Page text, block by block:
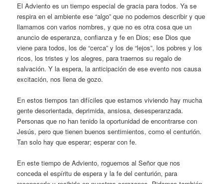
El Adviento es un tiempo especial de gracia para todos. Ya se
respira en el ambiente ese “algo” que no podemos describir y que
llamamos con varios nombres, y que no es otra cosa que un
anuncio de esperanza, confianza y fe en Dios; ese Dios que
viene para todos, los de “cerca” y los de “lejos”, los pobres y los
ricos, los tristes y los alegres, para traernos su regalo de
salvación. Y la espera, la anticipación de ese evento nos causa
excitación, nos llena de gozo.
En estos tiempos tan difíciles que estamos viviendo hay mucha
gente desorientada, deprimida, ansiosa, desesperanzada.
Personas que no han tenido la oportunidad de encontrarse con
Jesús, pero que tienen buenos sentimientos, como el centurión.
Tan solo hay que esperar; esperar con fe.
En este tiempo de Adviento, roguemos al Señor que nos
conceda el espíritu de espera y la fe del centurión, para